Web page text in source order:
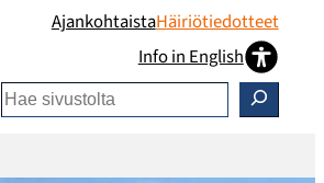
AjankohtaistaHäiriötiedotteet
Info in English
Etsi